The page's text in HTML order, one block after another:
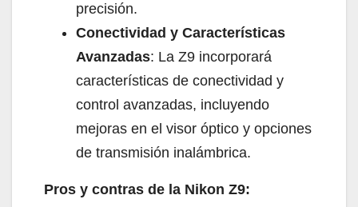
precisión.
Conectividad y Características
Avanzadas: La Z9 incorporará
características de conectividad y
control avanzadas, incluyendo
mejoras en el visor óptico y opciones
de transmisión inalámbrica.
Pros y contras de la Nikon Z9: